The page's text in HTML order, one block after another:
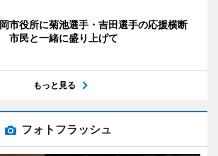
市役所に菊池選手・吉田選手の応援横断
市民と一緒に盛り上げて
もっと見る
フォトフラッシュ